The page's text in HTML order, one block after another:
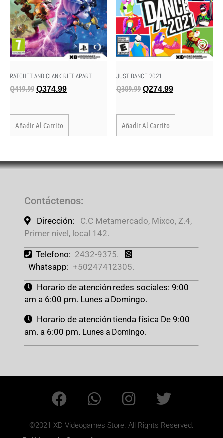
RATCHET AND CLANK RIFT APART
Q419.99 Q374.99
Añadir Al Carrito
JUST DANCE 2021
Q309.99 Q274.99
Añadir Al Carrito
Contáctenos:
Dirección:
C.C Metamercado, Mixco, Z.4,
Primer nivel, local 142.
Telefono: 2432-9375.
Whatsapp: +50247412305.
Horario de atención redes sociales: 9:00
am a 6:00 pm. Lunes a Domingo.
Horario de atención tienda física De 9:00
am. a 6:00 pm. Lunes a Domingo.
©2021 XD Videogames Store. All Rights Reserved.